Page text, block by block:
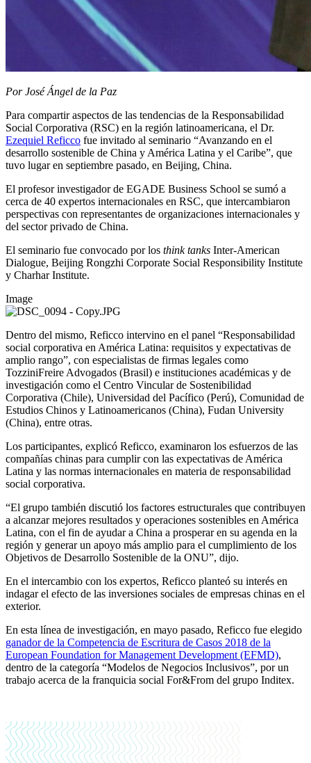
Por José Ángel de la Paz
Para compartir aspectos de las tendencias de la Responsabilidad
Social Corporativa (RSC) en la región latinoamericana, el Dr.
Ezequiel Reficco fue invitado al seminario “Avanzando en el
desarrollo sostenible de China y América Latina y el Caribe”, que
tuvo lugar en septiembre pasado, en Beijing, China.
El profesor investigador de EGADE Business School se sumó a
cerca de 40 expertos internacionales en RSC, que intercambiaron
perspectivas con representantes de organizaciones internacionales y
del sector privado de China.
El seminario fue convocado por los think tanks Inter-American
Dialogue, Beijing Rongzhi Corporate Social Responsibility Institute
y Charhar Institute.
Image
Dentro del mismo, Reficco intervino en el panel “Responsabilidad
social corporativa en América Latina: requisitos y expectativas de
amplio rango”, con especialistas de firmas legales como
TozziniFreire Advogados (Brasil) e instituciones académicas y de
investigación como el Centro Vincular de Sostenibilidad
Corporativa (Chile), Universidad del Pacífico (Perú), Comunidad de
Estudios Chinos y Latinoamericanos (China), Fudan University
(China), entre otras.
Los participantes, explicó Reficco, examinaron los esfuerzos de las
compañías chinas para cumplir con las expectativas de América
Latina y las normas internacionales en materia de responsabilidad
social corporativa.
“El grupo también discutió los factores estructurales que contribuyen
a alcanzar mejores resultados y operaciones sostenibles en América
Latina, con el fin de ayudar a China a prosperar en su agenda en la
región y generar un apoyo más amplio para el cumplimiento de los
Objetivos de Desarrollo Sostenible de la ONU”, dijo.
En el intercambio con los expertos, Reficco planteó su interés en
indagar el efecto de las inversiones sociales de empresas chinas en el
exterior.
En esta línea de investigación, en mayo pasado, Reficco fue elegido
ganador de la Competencia de Escritura de Casos 2018 de la
European Foundation for Management Development (EFMD),
dentro de la categoría “Modelos de Negocios Inclusivos”, por un
trabajo acerca de la franquicia social For&From del grupo Inditex.